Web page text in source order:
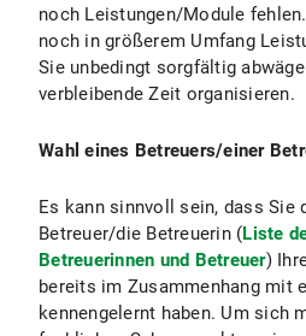
noch Leistungen/Module
noch in größerem Umfang
Sie unbedingt sorgfältig
verbleibende Zeit organisieren.
Wahl eines Betreuers/einer
Es kann sinnvoll sein, dass Sie
Betreuer/die Betreuerin (Liste
Betreuerinnen und Betreuer)
bereits im Zusammenhang mit
kennengelernt haben. Um sich